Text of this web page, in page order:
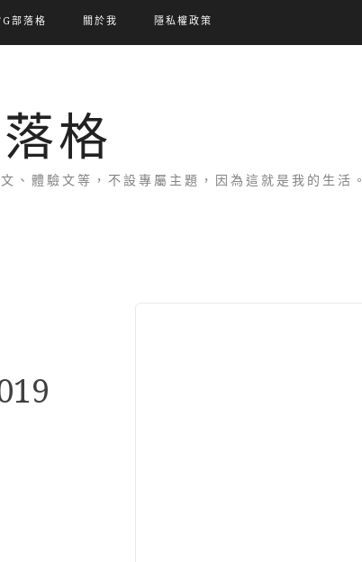
部落格 關於我 隱私權政策
格
體驗文等，不設專屬主題，因為這就是我的生活。